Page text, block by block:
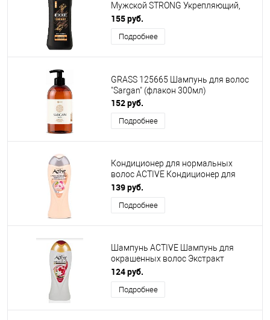
Мужской STRONG Укрепляющий,
400 мл
155 руб.
Подробнее
GRASS 125665 Шампунь для волос
"Sargan" (флакон 300мл)
152 руб.
Подробнее
Кондиционер для нормальных
волос ACTIVE Кондиционер для
нормальных волос "Экстракты
розового ириса и протеинов шелка",
с силиконовыми частицами, 400 мл
139 руб.
Подробнее
Шампунь ACTIVE Шампунь для
окрашенных волос Экстракт
граната и календулы NATURAL, 400
мл (512102003)
124 руб.
Подробнее